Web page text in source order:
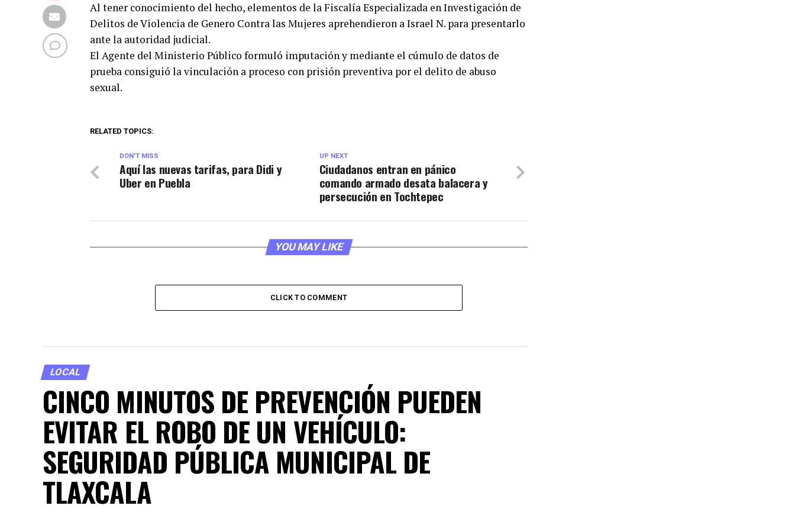
Al tener conocimiento del hecho, elementos de la Fiscalía Especializada en Investigación de
Delitos de Violencia de Genero Contra las Mujeres aprehendieron a Israel N. para presentarlo
ante la autoridad judicial.
El Agente del Ministerio Público formuló imputación y mediante el cúmulo de datos de
prueba consiguió la vinculación a proceso con prisión preventiva por el delito de abuso
sexual.
RELATED TOPICS:
UP NEXT
Ciudadanos entran en pánico
comando armado desata balacera y
persecución en Tochtepec
DON'T MISS
Aquí las nuevas tarifas, para Didi y
Uber en Puebla
YOU MAY LIKE
CLICK TO COMMENT
LOCAL
CINCO MINUTOS DE PREVENCIÓN PUEDEN
EVITAR EL ROBO DE UN VEHÍCULO:
SEGURIDAD PÚBLICA MUNICIPAL DE
TLAXCALA